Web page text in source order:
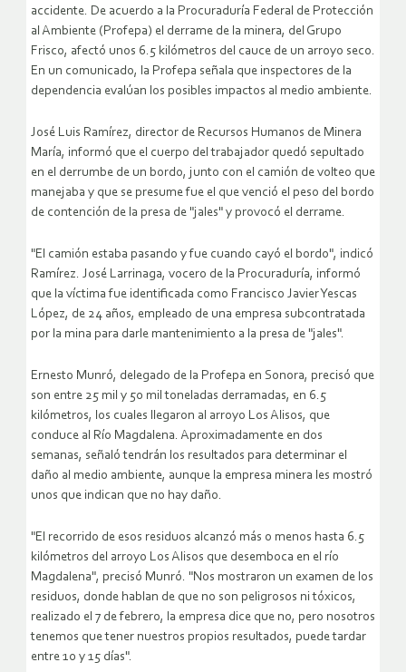
accidente. De acuerdo a la Procuraduría Federal de Protección
al Ambiente (Profepa) el derrame de la minera, del Grupo
Frisco, afectó unos 6.5 kilómetros del cauce de un arroyo seco.
En un comunicado, la Profepa señala que inspectores de la
dependencia evalúan los posibles impactos al medio ambiente.
José Luis Ramírez, director de Recursos Humanos de Minera
María, informó que el cuerpo del trabajador quedó sepultado
en el derrumbe de un bordo, junto con el camión de volteo que
manejaba y que se presume fue el que venció el peso del bordo
de contención de la presa de "jales" y provocó el derrame.
"El camión estaba pasando y fue cuando cayó el bordo", indicó
Ramírez. José Larrinaga, vocero de la Procuraduría, informó
que la víctima fue identificada como Francisco Javier Yescas
López, de 24 años, empleado de una empresa subcontratada
por la mina para darle mantenimiento a la presa de "jales".
Ernesto Munró, delegado de la Profepa en Sonora, precisó que
son entre 25 mil y 50 mil toneladas derramadas, en 6.5
kilómetros, los cuales llegaron al arroyo Los Alisos, que
conduce al Río Magdalena. Aproximadamente en dos
semanas, señaló tendrán los resultados para determinar el
daño al medio ambiente, aunque la empresa minera les mostró
unos que indican que no hay daño.
"El recorrido de esos residuos alcanzó más o menos hasta 6.5
kilómetros del arroyo Los Alisos que desemboca en el río
Magdalena", precisó Munró. "Nos mostraron un examen de los
residuos, donde hablan de que no son peligrosos ni tóxicos,
realizado el 7 de febrero, la empresa dice que no, pero nosotros
tenemos que tener nuestros propios resultados, puede tardar
entre 10 y 15 días".